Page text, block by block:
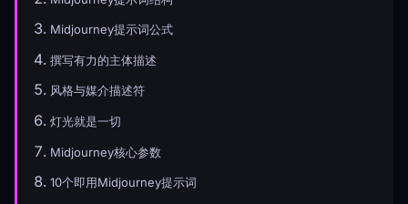
Midjourney提示词公式
撰写有力的主体描述
风格与媒介描述符
灯光就是一切
Midjourney核心参数
10个即用Midjourney提示词